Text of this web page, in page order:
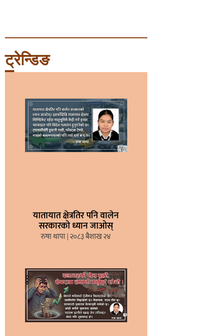
ट्रेन्डिङ
यातायात क्षेत्रतिर पनि वालेन
सरकारको ध्यान जाओस्
रुषा थापा २०८३ बैशाख २४